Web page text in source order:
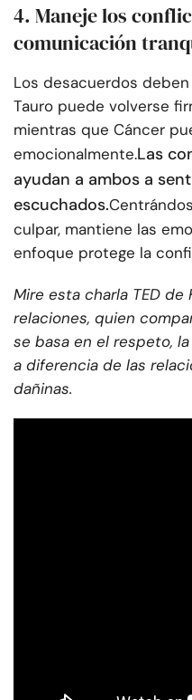
4. Maneje los
comunicación
Los desacuerdos
Tauro puede volverse
mientras que Cáncer
emocionalmente.Las
ayudan a ambos a
escuchados.
culpar, mantiene las
enfoque protege la
Mire esta charla TED
relaciones, quien
se basa en el respeto,
a diferencia de las
dañinas.